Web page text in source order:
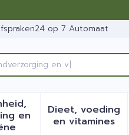
24 op 7 Automaat
categorie...
ensubmenu voor
Dieet, voeding
en vitamines
Toon